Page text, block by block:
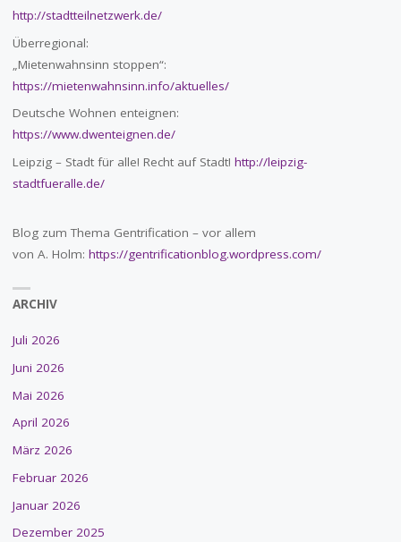
http://stadtteilnetzwerk.de/
Überregional:
„Mietenwahnsinn stoppen“:
https://mietenwahnsinn.info/aktuelles/
Deutsche Wohnen enteignen:
https://www.dwenteignen.de/
Leipzig – Stadt für alle! Recht auf Stadt! http://leipzig-
stadtfueralle.de/
Blog zum Thema Gentrification – vor allem
von A. Holm: https://gentrificationblog.wordpress.com/
ARCHIV
Juli 2026
Juni 2026
Mai 2026
April 2026
März 2026
Februar 2026
Januar 2026
Dezember 2025